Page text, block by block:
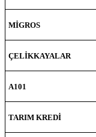
MİGROS
ÇELİKKAYALAR
A101
TARIM KREDİ